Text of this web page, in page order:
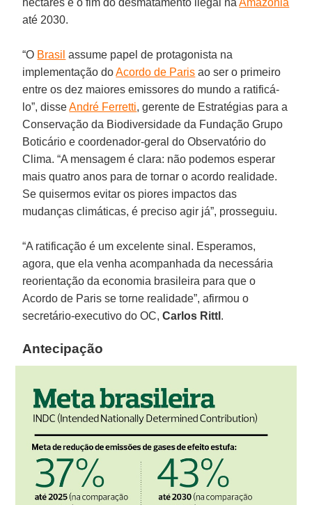
até 2030.
“O Brasil assume papel de protagonista na
implementação doAcordo de Paris ao ser o primeiro
entre os dez maiores emissores do mundo a ratificá-
lo”, disseAndré Ferretti, gerente de Estratégias para a
Conservação da Biodiversidade da Fundação Grupo
Boticário e coordenador-geral do Observatório do
Clima. “A mensagem é clara: não podemos esperar
mais quatro anos para de tornar o acordo realidade.
Se quisermos evitar os piores impactos das
mudanças climáticas, é preciso agir já”, prosseguiu.
“A ratificação é um excelente sinal. Esperamos,
agora, que ela venha acompanhada da necessária
reorientação da economia brasileira para que o
Acordo de Paris se torne realidade”, afirmou o
secretário-executivo do OC,Carlos Rittl .
Antecipação